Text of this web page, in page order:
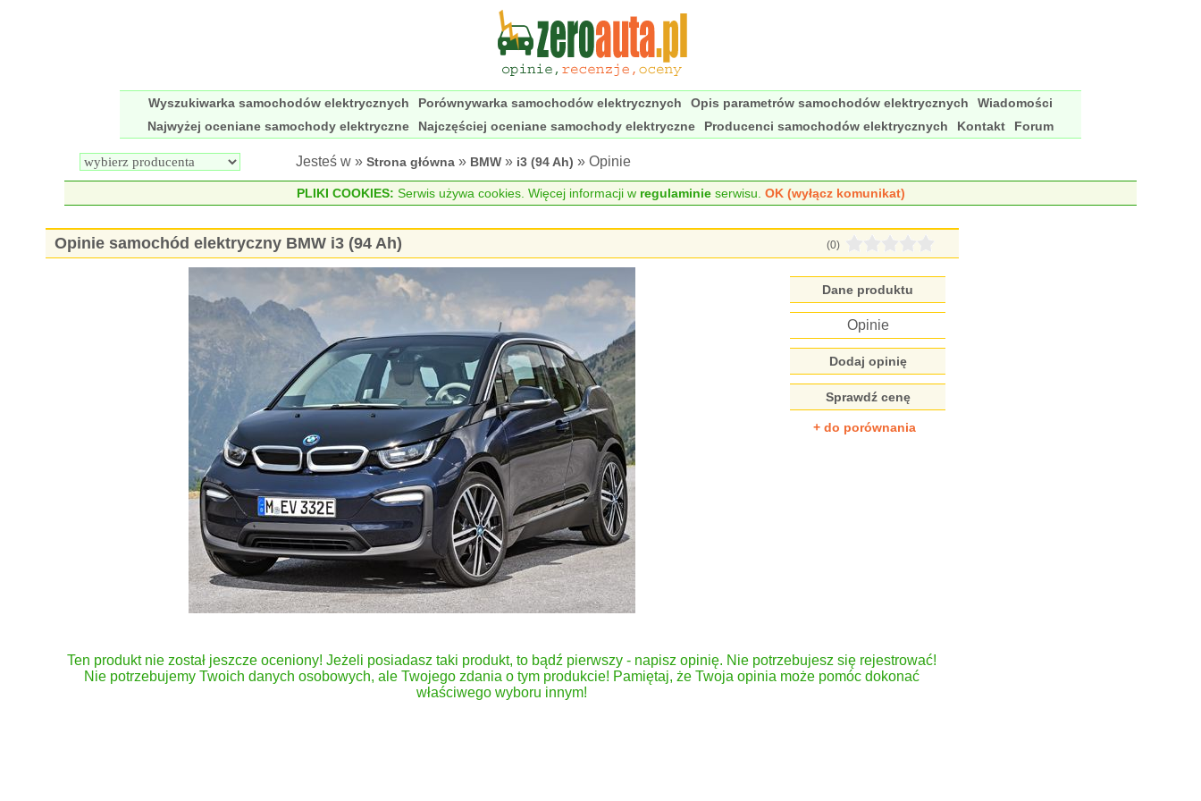
Wyszukiwarka samochodów elektrycznych Porównywarka samochodów elektrycznych Opis parametrów samochodów elektrycznych
Wiadomości
Najwyżej oceniane samochody elektryczne
Najczęściej oceniane samochody elektryczne Producenci samochodów elektrycznych Kontakt Forum
Jesteś w » Strona główna » BMW » i3 (94 Ah) » Opinie
PLIKI COOKIES: Serwis używa cookies. Więcej informacji w regulaminieserwisu. OK (wyłącz komunikat)
Opinie samochód elektryczny BMW i3 (94 Ah) (0)
Dane produktu
Opinie
Dodaj opinię
Sprawdź cenę
+ do porównania
Ten produkt nie został jeszcze oceniony! Jeżeli posiadasz taki produkt, to bądź pierwszy - napisz opinię. Nie potrzebujesz się rejestrować!
Nie potrzebujemy Twoich danych osobowych, ale Twojego zdania o tym produkcie! Pamiętaj, że Twoja opinia może pomóc dokonać
właściwego wyboru innym!